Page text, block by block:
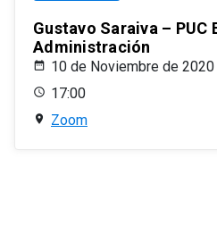
Gustavo Saraiva – PUC
Administración
10 de Noviembre de 2020
17:00
Zoom